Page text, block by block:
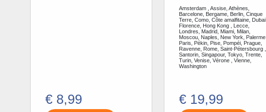
€ 8,99
Amsterdam , Assise, Athènes,
Barcelone, Bergame, Berlin, Cinque
Terre, Como, Côte amalfitaine, Dubai,
Florence, Hong Kong , Lecce,
Londres, Madrid, Miami, Milan,
Moscou, Naples, New York, Palerme,
Paris, Pékin, Pise, Pompéi, Prague,
Ravenne, Rome, Saint-Pétersbourg ,
Santorin, Singapour, Tokyo, Trente,
Turin, Venise, Vérone , Vienne,
Washington
€ 19,99